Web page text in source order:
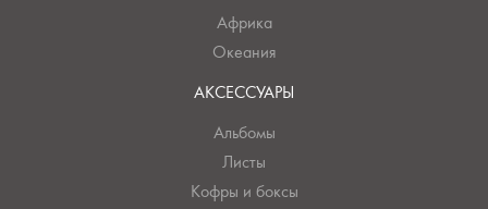
Африка
Океания
АКСЕССУАРЫ
Альбомы
Листы
Кофры и боксы